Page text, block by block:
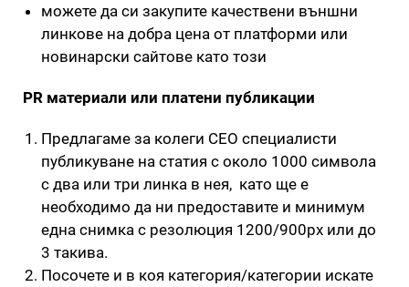
можете да си закупите качествени външни
линкове на добра цена от платформи или
новинарски сайтове като този
PR материали или платени публикации
Предлагаме за колеги СЕО специалисти
публикуване на статия с около 1000 символа
с два или три линка в нея, като ще е
необходимо да ни предоставите и минимум
една снимка с резолюция 1200/900px или до
3 такива.
Посочете и в коя категория/категории искате